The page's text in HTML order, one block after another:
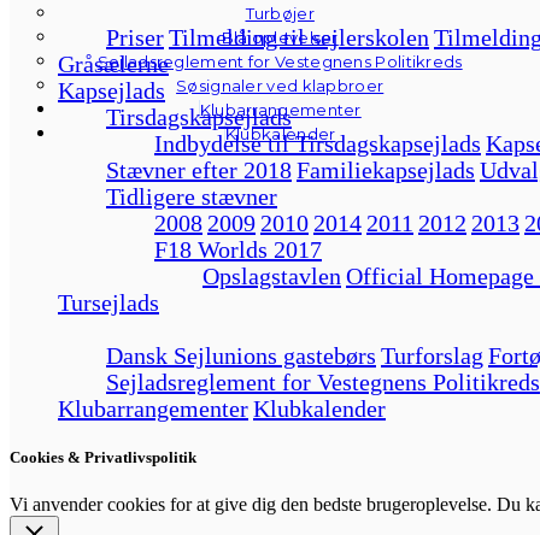
Turbøjer
Blå oplevelser
Sejladsreglement for Vestegnens Politikreds
Søsignaler ved klapbroer
Klubarrangementer
Klubkalender
PriserTilmelding til sejlerskolen
Gråsælerne
Kapsejlads
Tirsdagskapsejlads
Indbydelse til Tirsdagskapsejlads
Stævner efter 2018Familiekapsejlads
Tidligere stævner
2008 2009 2010 2014 2011 2012 2013
F18 Worlds 2017
Opslagstavlen Official Homepage
Tursejlads
Dansk Sejlunions gastebørs Turforslag
Sejladsreglement for Vestegnens Politikreds
KlubarrangementerKlubkalender
Cookies & Privatlivspolitik
Vi anvender cookies for at give dig den bedste brugeroplevelse. Du